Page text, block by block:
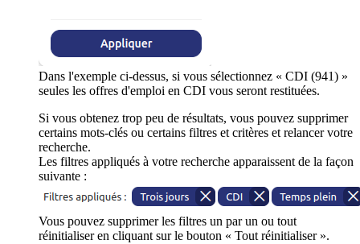
Dans l'exemple ci-dessus, si vous sélectionnez « CDI (941) »
seules les offres d'emploi en CDI vous seront restituées.
Si vous obtenez trop peu de résultats, vous pouvez supprimer
certains mots-clés ou certains filtres et critères et relancer votre
recherche.
Les filtres appliqués à votre recherche apparaissent de la façon
suivante :
Vous pouvez supprimer les filtres un par un ou tout
réinitialiser en cliquant sur le bouton « Tout réinitialiser ».